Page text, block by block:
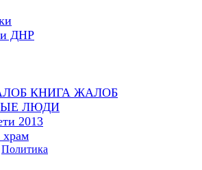
ДНР
КНИГА ЖАЛОБ
ЛЮДИ
2013
храм
Политика